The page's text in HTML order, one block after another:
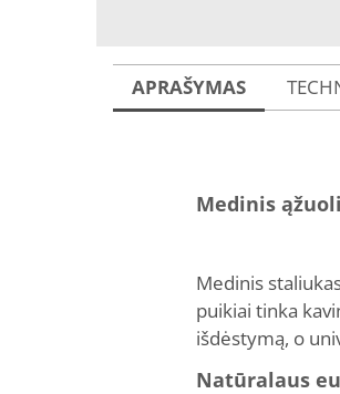
APRAŠYMAS
Medinis
Medinis
puikiai tinka
išdėstymą, o
Natūralaus